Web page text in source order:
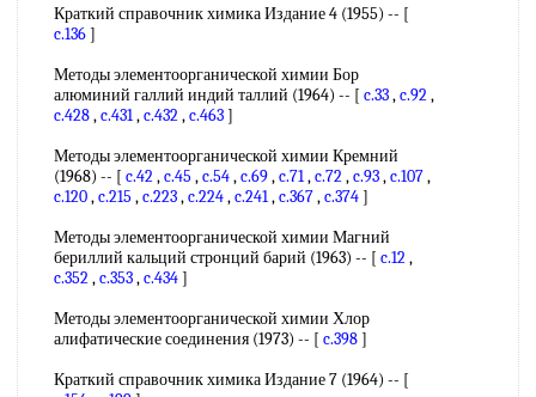
Краткий справочник химика Издание 4 (1955) -- [
c.136]
Методы элементоорганической химии Бор
алюминий галлий индий таллий (1964) -- [ c.33,c.92,
c.428,c.431,c.432,c.463]
Методы элементоорганической химии Кремний
(1968) -- [ c.42,c.45 ,c.54,c.69,c.71,c.72,c.93,c.107,
c.120,c.215 ,c.223,c.224,c.241,c.367,c.374]
Методы элементоорганической химии Магний
бериллий кальций стронций барий (1963) -- [ c.12,
c.352,c.353,c.434]
Методы элементоорганической химии Хлор
алифатические соединения (1973) -- [ c.398]
Краткий справочник химика Издание 7 (1964) -- [